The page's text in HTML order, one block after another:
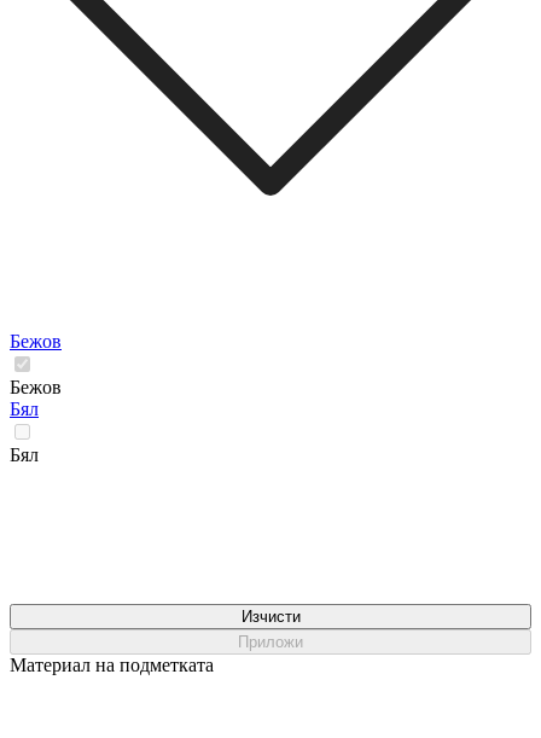
Бежов
Бежов
Бял
Бял
Изчисти
Приложи
Материал на подметката